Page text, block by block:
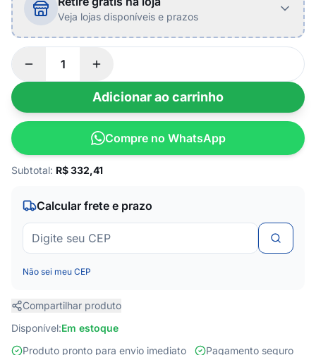
Veja lojas disponíveis e prazos
Adicionar ao carrinho
Compre no WhatsApp
Subtotal: R$332,41
Calcular frete e prazo
Não sei meu CEP
Compartilhar produto
Disponível:Em estoque
Produto pronto para envio imediato
Pagamento seguro